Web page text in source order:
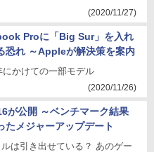
(2020/11/27)
Proに「Big Sur」を入れ
恐れ ～Appleが解決策を案内
にかけての一部モデル
(2020/11/26)
が公開 ～ベンチマーク結果
たメジャーアップデート
は引き出せている？ あのゲー